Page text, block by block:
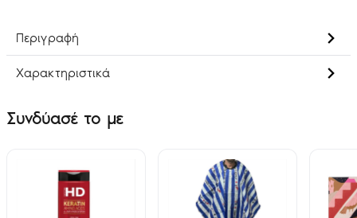
Περιγραφή
Χαρακτηριστικά
Συνδύασέ το με